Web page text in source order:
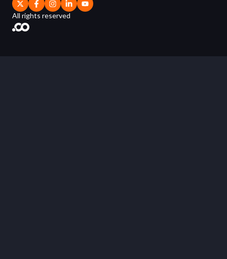
All rights reserved